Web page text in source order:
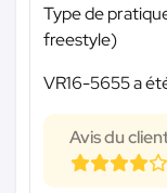
Type de
freestyle)
VR16-5655 a
Avis du